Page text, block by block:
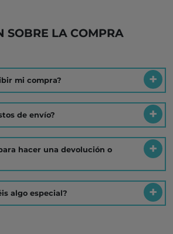
SOBRE LA COMPRA
mi compra?
de envío?
hacer una devolución o
algo especial?